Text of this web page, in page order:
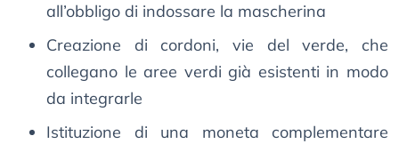
all’obbligo di indossare la mascherina
Creazione di cordoni, vie del verde, che
collegano le aree verdi già esistenti in modo
da integrarle
Istituzione di una moneta complementare